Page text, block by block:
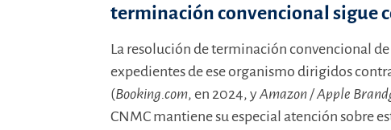
terminación convencional sigue
La resolución de terminación convencional de
expedientes de ese organismo dirigidos
(Booking.com, en 2024, yAmazon / Apple
CNMC mantiene su especial atención sobre